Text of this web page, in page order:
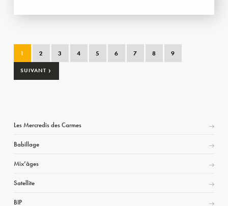
1 2 3 4 5 6 7 8 9
SUIVANT ›
Les Mercredis des Carmes
Babillage
Mix’âges
Satellite
BIP